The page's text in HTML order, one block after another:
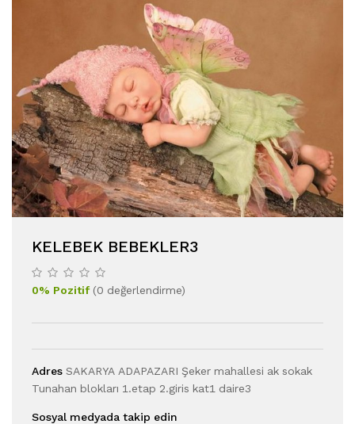
KELEBEK BEBEKLER3
0% Pozitif(0 değerlendirme)
Adres SAKARYA ADAPAZARI Şeker mahallesi ak sokak
Tunahan blokları 1.etap 2.giris kat1 daire3
Sosyal medyada takip edin